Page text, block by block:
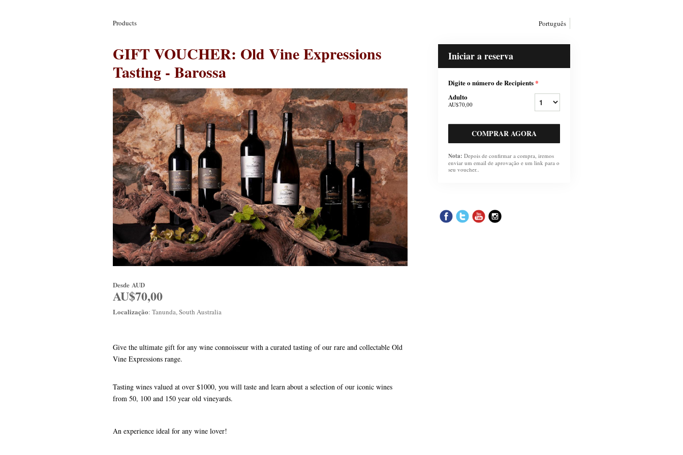
Products Português
GIFT VOUCHER: Old Vine Expressions
Tasting - Barossa
Desde AUD
AU$70,00
Localização: Tanunda, South Australia
Give the ultimate gift for any wine connoisseur with a curated tasting of our rare and collectable Old
Vine Expressions range.
Tasting wines valued at over $1000, you will taste and learn about a selection of our iconic wines
from 50, 100 and 150 year old vineyards.
An experience ideal for any wine lover!
Iniciar a reserva
Digite o número de Recipients *
Adulto
AU$70,00
COMPRAR AGORA
Nota: Depois de confirmar a compra, iremos
enviar um email de aprovação e um link para o
seu voucher..